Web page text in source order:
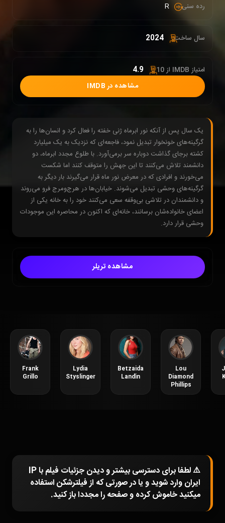
رده سنی : R
سال ساخت: 2024
امتیاز IMDB از 10 : 4.9
مشاهده در IMDB
یک سال پس از آنکه نور ابرماه ژنی خفته را فعال کرد و انسان‌ها را به
گرگینه‌های خونخوار تبدیل نمود، فاجعه‌ای که نزدیک به یک میلیارد
کشته برجای گذاشت دوباره سر برمی‌آورد. با طلوع مجدد ابرماه، دو
دانشمند تلاش می‌کنند تا این جهش را متوقف کنند اما شکست
می‌خورند و افرادی که در معرض نور ماه قرار می‌گیرند بار دیگر به
گرگینه‌های وحشی تبدیل می‌شوند. خیابان‌ها در هرج‌ومرج فرو می‌روند
و دانشمندان در تلاشی بی‌وقفه سعی می‌کنند خود را به خانه یکی از
اعضای خانواده‌شان برسانند، خانه‌ای که اکنون در محاصره این موجودات
وحشی قرار دارد.
مشاهده تریلر
Frank
Grillo
Lydia
Styslinger
Betzaida
Landín
Lou
Diamond
Phillips
⚠️ لطفا برای دسترسی بیشتر و دیدن جزئیات فیلم با IP
ایران وارد شوید و یا در صورتی که از فیلترشکن استفاده
میکنید خاموش کرده و صفحه را مجددا باز کنید.